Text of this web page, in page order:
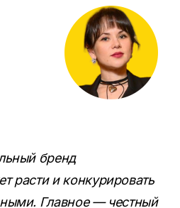
бренд
расти и конкурировать
Главное — честный